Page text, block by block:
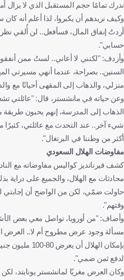
ندرك تمامًا حجم المستقبل الذي لا يزال
وكيف نريدهم أن يكبروا، لذا أعلم أنه كان
أردتُ إنفاق المال، فسأفعل.. لن أُلقي
حسابي".
وأردف: "لكنني لا أعاني.. لستُ ممن
السنين.. بصراحة، عندما أنهي مسيرتي
منزلي، والذهاب إلى المقهى أحيانًا مع
وعن حياته في مانشستر، قال: "عائلتي
الذهاب إلى المدرسة، إنهم يحبون
شيء آخر.. عند التحدث مع عائلتي، كثيرًا
أكثر من وطننا في البرتغال".
مفاوضات الهلال السعودي
كشف فيرنانديز كواليس مفاوضاته مع
محادثات مع الهلال، والجميع على دراية
حاولت ضمّي، لكن من الواضح أن إجابتي
وقتهم".
وأضاف: "من أوروبا، تواصل معي بعض
مسألة وجود عرض مطروح أم لا.. العرض
بإمكان الهلال
لدفع ثمن ضمي".
وكان العرض مغريًا لمانشستر يونايتد،